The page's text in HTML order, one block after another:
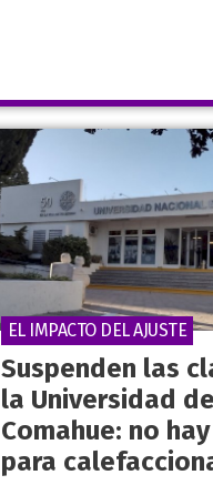
Suspenden las
la Universidad
Comahue: no
para
EL IMPACTO DEL AJUSTE